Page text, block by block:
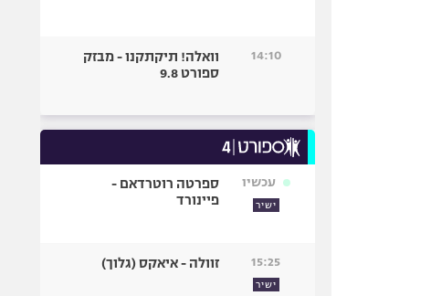
14:10
וואלה! תיקתקנו - מבזק
ספורט 9.8
עכשיו
ישיר
ספרטה רוטרדאם -
פיינורד
15:25
ישיר
זוולה - איאקס (גלוך)